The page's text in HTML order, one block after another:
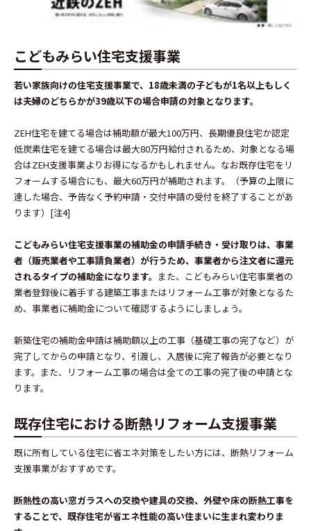
こどもみらい住宅支援事業
若い家族向けの住宅支援事業で、18歳未満の子どもが1名以上もしく
は夫婦のどちらかが39歳以下の場合申請の対象となります。
ZEH住宅を建てる場合は補助額が最大100万円、長期優良住宅か認定
低炭素住宅を建てる場合は最大80万円給付されるため、対象となる場
合はZEH支援事業よりお得になるかもしれません。なお既存住宅をリ
フォームする場合にも、最大60万円が補助されます。（予算の上限に
達した場合、予告なく予約申請・交付申請の受付を終了することがあ
ります）[注4]
こどもみらい住宅支援事業の補助金の申請手続き・受け取りは、事業
者（販売業者や工事請負業者）が行うため、事業者から注文者に還元
されるタイプの補助金になります。 また、こどもみらい住宅事業者の
業者登録後に着手する建築工事またはリフォーム工事が対象となるた
め、事業者に補助金について確認するようにしましょう。
新築住宅の補助金申請は補助額以上の工事（基礎工事の完了など）が
完了してからの申請となり、引渡し、入居後に完了報告が必要となり
ます。また、リフォーム工事の場合は全ての工事の完了後の申請とな
ります。
既存住宅における断熱リフォーム支援事業
既に所有している住宅に省エネ対策をしたい方には、断熱リフォーム
支援事業がおすすめです。
断熱性の高い窓ガラスへの交換や建具の交換、外壁や床の断熱工事を
することで、既存住宅が省エネ性能の高い住まいに生まれ変わりま